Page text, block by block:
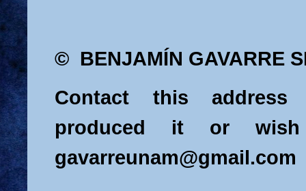
© BENJAMÍN GAVARRE
Contact this
produced it or
gavarreunam@gmail.com